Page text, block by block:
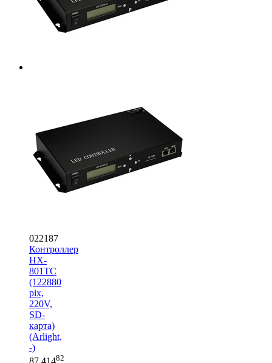
022187
Контроллер
HX-
801TC
(122880
pix,
220V,
SD-
карта)
(Arlight,
-)
87 41482